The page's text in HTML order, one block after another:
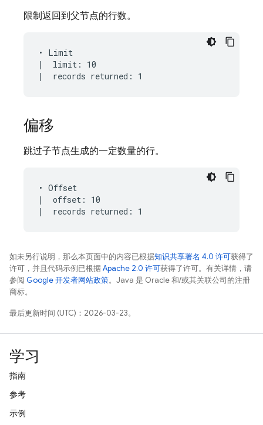
限制返回到父节点的行数。
• Limit
|  limit: 10
偏移
跳过子节点生成的一定数量的行。
• Offset
|  offset: 10
如未另行说明，那么本页面中的内容已根据知识共享署名 4.0 许可获得了
许可，并且代码示例已根据Apache 2.0 许可获得了许可。有关详情，请
参阅 Google 开发者网站政策。Java 是 Oracle 和/或其关联公司的注册
商标。
最后更新时间 (UTC)：2026-03-23。
学习
指南
参考
示例